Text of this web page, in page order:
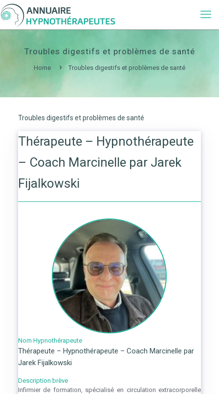
Troubles digestifs et problèmes de santé
Home Troubles digestifs et problèmes de santé
Troubles digestifs et problèmes de santé
Thérapeute – Hypnothérapeute
– Coach Marcinelle par Jarek
Fijalkowski
Nom Hypnothérapeute
Thérapeute – Hypnothérapeute – Coach Marcinelle par
Jarek Fijalkowski
Description brève
Infirmier de formation, spécialisé en circulation extracorporelle